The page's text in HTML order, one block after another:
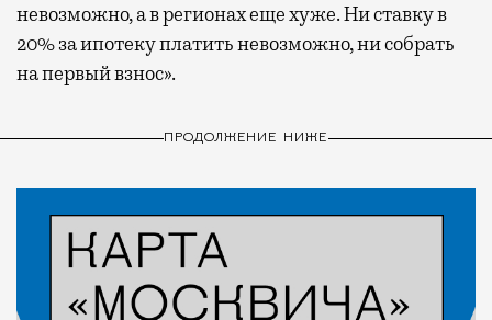
невозможно, а в регионах еще хуже. Ни ставку в
20% за ипотеку платить невозможно, ни собрать
на первый взнос».
ПРОДОЛЖЕНИЕ НИЖЕ